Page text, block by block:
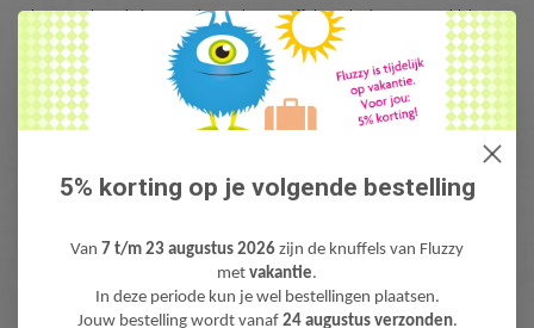
Fluzzy is de webshop met bijzondere Knuffels & Pluche! Lieve teddyberen,
mooie knuffeldieren, gekke fantasie & fun knuffels, pluche figuren bekend
van Film & TV en zacht pluche baby speelgoed. Levertijd: 1-3 werdagen.
Gratis verzending (NL) boven €40,-
5% korting op je volgende bestelling
Van 7 t/m 23 augustus 2026 zijn de knuffels van Fluzzy
met vakantie.
In deze periode kun je wel bestellingen plaatsen.
Jouw bestelling wordt vanaf 24 augustus verzonden.